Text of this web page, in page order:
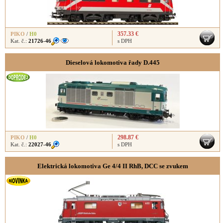
PIKO / H0
Kat. č.: 21726-46
357.33 €
s DPH
Dieselová lokomotiva řady D.445
PIKO / H0
Kat. č.: 22027-46
298.87 €
s DPH
Elektrická lokomotiva Ge 4/4 II RhB, DCC se zvukem